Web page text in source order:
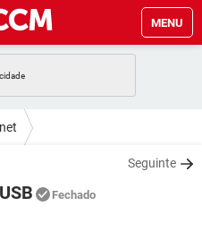
MENU
FACEBOOK
GMAIL
WHATSAPP
WHATSAPP
Seguinte
Fechado